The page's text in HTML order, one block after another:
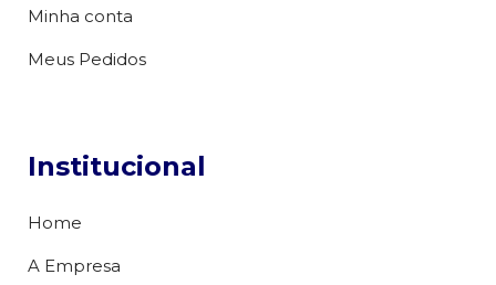
Minha conta
Meus Pedidos
Institucional
Home
A Empresa